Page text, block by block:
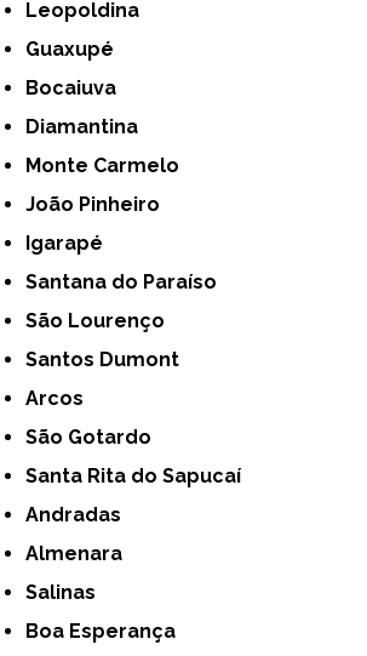
Leopoldina
Guaxupé
Bocaiuva
Diamantina
Monte Carmelo
João Pinheiro
Igarapé
Santana do Paraíso
São Lourenço
Santos Dumont
Arcos
São Gotardo
Santa Rita do Sapucaí
Andradas
Almenara
Salinas
Boa Esperança